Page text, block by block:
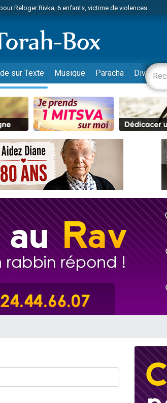
Reloger Rivka, 6 enfants, victime de violences...
WhatsApp
sur Zoom
Diane, 80 ans, dans un appartement insalubre
WhatsApp
WhatsApp
5 jours de vacances aux Orphelins
WhatsApp
Music
Sauvez la jambe de Yohan
sur Zoom
WhatsApp
WhatsApp
sur Texte Musique Paracha